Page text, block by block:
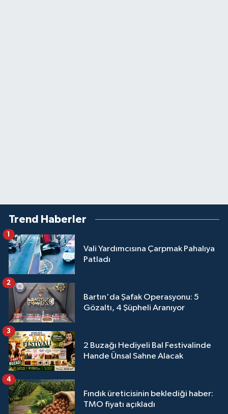
Trend Haberler
Vali Yardımcısına Çarpmak Pahalıya
Patladı
1
Bartın'da Şafak Operasyonu: 5
Gözaltı, 4 Şüpheli Aranıyor
2
2 Buzağı Hediyeli Bal Festivalinde
Hande Ünsal Sahne Alacak
3
Fındık üreticisinin beklediği haber:
TMO fiyatı açıkladı
4